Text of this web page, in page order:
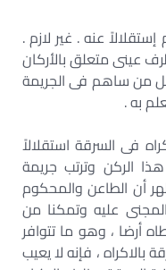
عنه . غير لازم .
عينى متعلق بالأركان
من ساهم فى الجريمة
به .
فى السرقة استقلالاً
الركن وترتب جريمة
أن الطاعن والمحكوم
المجنى عليه وتمكنا من
أرضا ، وهو ما تتوافر
بالاكراه ، فإنه لا يعيب